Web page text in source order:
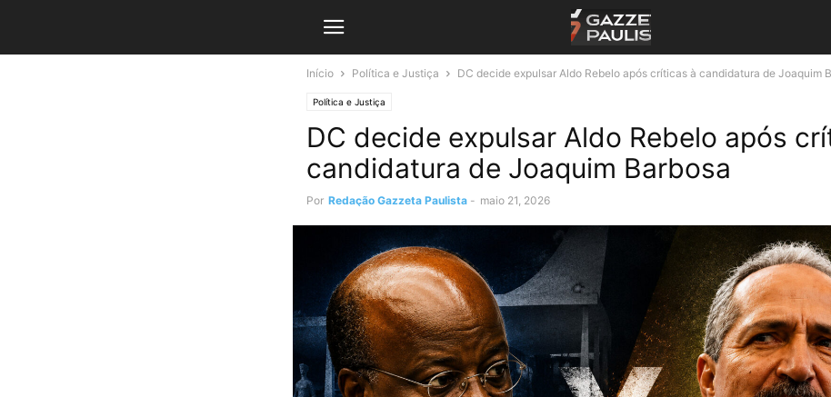
Início Política e Justiça DC decide expulsar Aldo Rebelo após críticas à candidatura de Joaquim
Política e Justiça
DC decide expulsar Aldo Rebelo após
candidatura de Joaquim Barbosa
Por Redação Gazzeta Paulista - maio 21, 2026